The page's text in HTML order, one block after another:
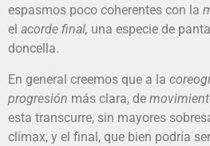
espasmos poco coherentes con la
el acorde final, una especie de
doncella.
En general creemos que a la
progresión más clara, de
esta transcurre, sin mayores
clímax, y el final, que bien podría